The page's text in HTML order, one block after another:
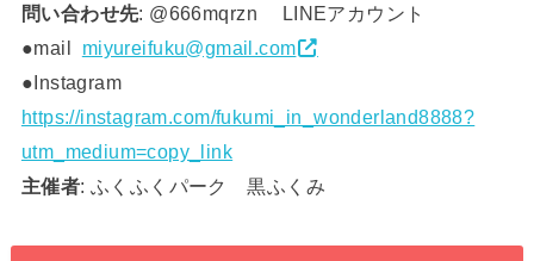
問い合わせ先: @666mqrzn LINEアカウント
●mail miyureifuku@gmail.com
●Instagram
https://instagram.com/fukumi_in_wonderland8888?
utm_medium=copy_link
主催者: ふくふくパーク 黒ふくみ